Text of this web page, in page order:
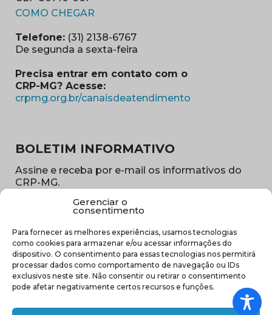
Gerenciar o
consentimento
Para fornecer as melhores experiências, usamos tecnologias
como cookies para armazenar e/ou acessar informações do
dispositivo. O consentimento para essas tecnologias nos permitirá
processar dados como comportamento de navegação ou IDs
exclusivos neste site. Não consentir ou retirar o consentimento
pode afetar negativamente certos recursos e funções.
COMO CHEGAR
Telefone: (31) 2138-6767
De segunda a sexta-feira
Precisa entrar em contato com o
CRP-MG? Acesse:
crpmg.org.br/canaisdeatendimento
BOLETIM INFORMATIVO
Assine e receba por e-mail os informativos do
CRP-MG.
E-
mail
(obrigatório)
Sub
região